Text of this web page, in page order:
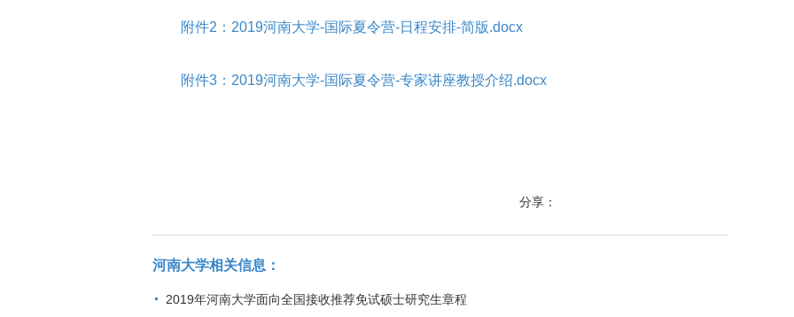
附件2：2019河南大学-国际夏令营-日程安排-简版.docx
附件3：2019河南大学-国际夏令营-专家讲座教授介绍.docx
分享：
河南大学相关信息：
2019年河南大学面向全国接收推荐免试硕士研究生章程